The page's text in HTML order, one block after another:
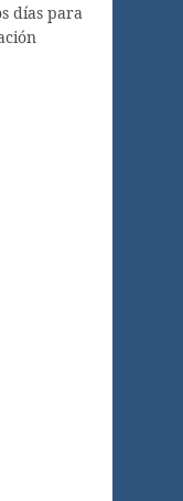
días para